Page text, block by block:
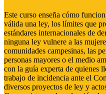
Este curso enseña cómo
válida una ley, los límites que
estándares internacionales de
ninguna ley vulnere a las
comunidades campesinas, las
personas mayores o el medio
con la guía experta de quienes
trabajo de incidencia ante el
diversos proyectos de ley y